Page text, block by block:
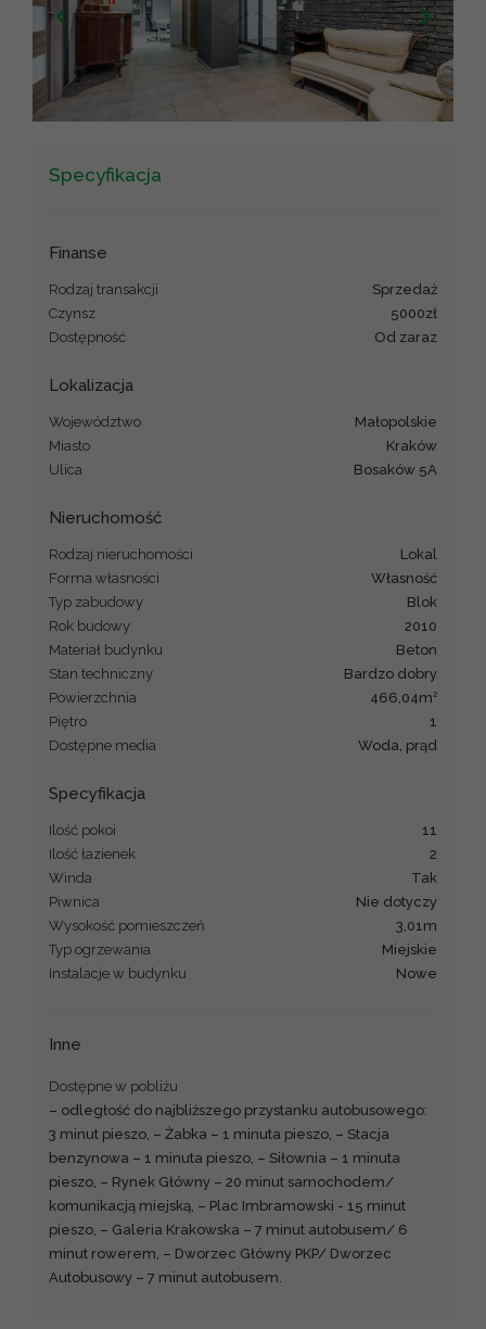
Specyfikacja
Finanse
Rodzaj transakcji
sprzedaż
Czynsz
5000zł
Dostępność
Od zaraz
Lokalizacja
Województwo
małopolskie
Miasto
Kraków
Ulica
Bosaków 5A
Nieruchomość
Rodzaj nieruchomości
lokal
Forma własności
Własność
Typ zabudowy
blok
Rok budowy
2010
Materiał budynku
beton
Stan techniczny
bardzo dobry
Powierzchnia
466,04m 2
Piętro
1
Dostępne media
woda, prąd
Specyfikacja
Ilość pokoi
11
Ilość łazienek
2
Winda
Tak
Piwnica
nie dotyczy
Wysokość pomieszczeń
3,01m
Typ ogrzewania
miejskie
Instalacje w budynku
Nowe
Inne
Dostępne w pobliżu
– odległość do najbliższego przystanku autobusowego:
3 minut pieszo, – Żabka – 1 minuta pieszo, – Stacja
benzynowa – 1 minuta pieszo, – Siłownia – 1 minuta
pieszo, – Rynek Główny – 20 minut samochodem/
komunikacją miejską, – Plac Imbramowski - 15 minut
pieszo, – Galeria Krakowska – 7 minut autobusem/ 6
minut rowerem, – Dworzec Główny PKP/ Dworzec
Autobusowy – 7 minut autobusem.